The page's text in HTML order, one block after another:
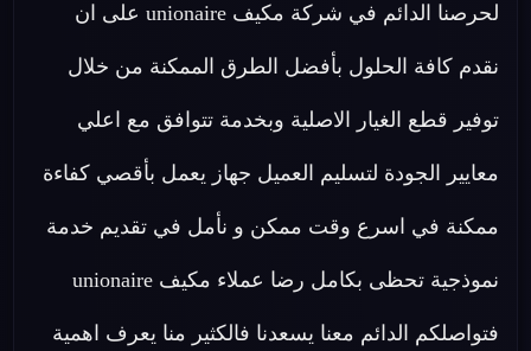
لحرصنا الدائم في شركة مكيف unionaire على ان
نقدم كافة الحلول بأفضل الطرق الممكنة من خلال
توفير قطع الغيار الاصلية وبخدمة تتوافق مع اعلي
معايير الجودة لتسليم العميل جهاز يعمل بأقصي كفاءة
ممكنة في اسرع وقت ممكن و نأمل في تقديم خدمة
نموذجية تحظى بكامل رضا عملاء مكيف unionaire
فتواصلكم الدائم معنا يسعدنا فالكثير منا يعرف اهمية